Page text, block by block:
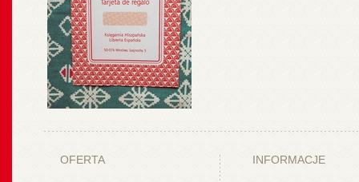
OFERTA INFORMACJE